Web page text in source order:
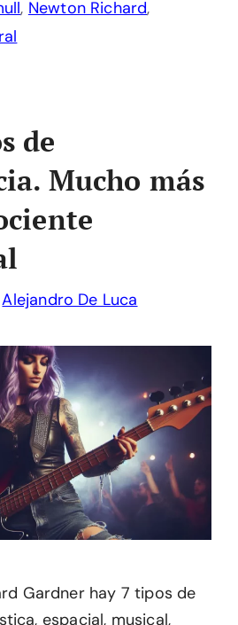
, Newton Richard,
de
Mucho más
Alejandro De Luca
Gardner hay 7 tipos de
espacial, musical,